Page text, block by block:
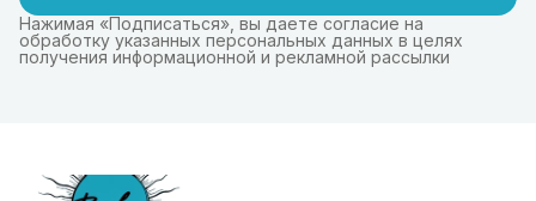
Нажимая «Подписаться», вы даете согласие на
обработку указанных персональных данных в целях
получения информационной и рекламной рассылки